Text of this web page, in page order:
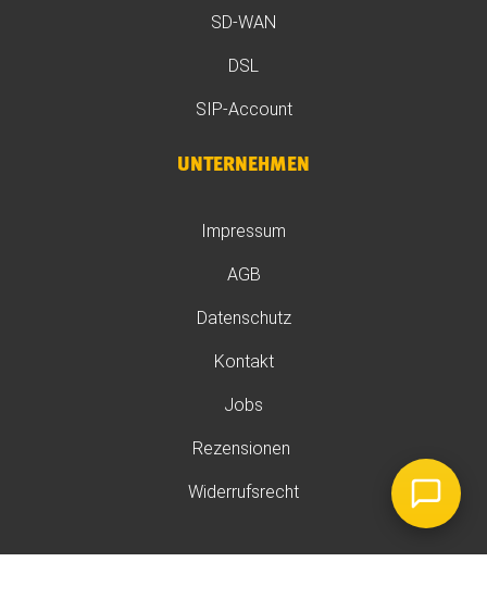
SD-WAN
DSL
SIP-Account
UNTERNEHMEN
Impressum
AGB
Datenschutz
Kontakt
Jobs
Rezensionen
Widerrufsrecht